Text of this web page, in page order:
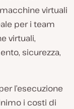
virtuali
per i team
virtuali,
sicurezza,
l’esecuzione
i costi di